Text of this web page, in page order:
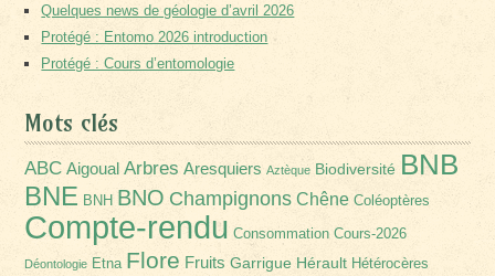
Quelques news de géologie d’avril 2026
Protégé : Entomo 2026 introduction
Protégé : Cours d’entomologie
Mots clés
ABC Aigoual Arbres Aresquiers Aztèque Biodiversité BNB
BNE BNH BNO Champignons Chêne Coléoptères
Compte-rendu Consommation Cours-2026
Déontologie Etna Flore Fruits Garrigue Hérault Hétérocères